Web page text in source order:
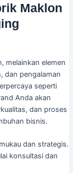
Maklon
melainkan elemen
dan pengalaman
seperti
Anda akan
dan proses
bisnis.
dan strategis.
konsultasi dan